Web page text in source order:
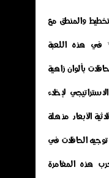
والمنطق مع
في هذه اللعبة
3 أنواع من الحافلات بألوان زاهية
لإخلاء
الأبعاد مذهلة
الحافلات في
هذه المغامرة